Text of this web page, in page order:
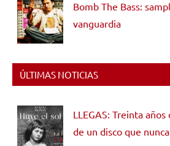
Bomb The Bass:
vanguardia
ÚLTIMAS NOTICIAS
LLEGAS: Treinta
de un disco que